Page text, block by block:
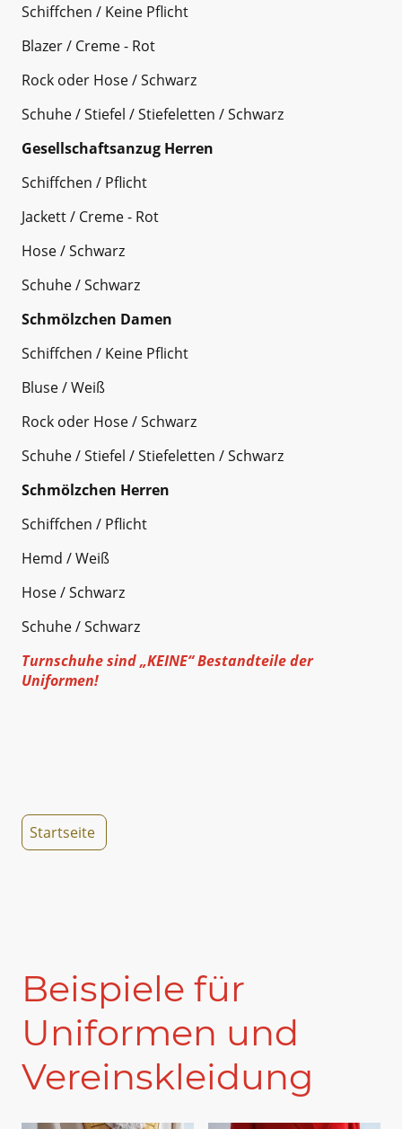
Schiffchen / Keine Pflicht
Blazer / Creme - Rot
Rock oder Hose / Schwarz
Schuhe / Stiefel / Stiefeletten / Schwarz
Gesellschaftsanzug Herren
Schiffchen / Pflicht
Jackett / Creme - Rot
Hose / Schwarz
Schuhe / Schwarz
Schmölzchen Damen
Schiffchen / Keine Pflicht
Bluse / Weiß
Rock oder Hose / Schwarz
Schuhe / Stiefel / Stiefeletten / Schwarz
Schmölzchen Herren
Schiffchen / Pflicht
Hemd / Weiß
Hose / Schwarz
Schuhe / Schwarz
Turnschuhe sind „KEINE“ Bestandteile der
Uniformen!
Startseite
Beispiele für
Uniformen und
Vereinskleidung